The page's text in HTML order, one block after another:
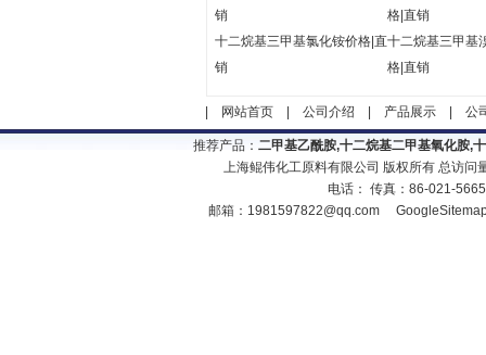
销
格|直销
十二烷基三甲基氯化铵价格|直
销
十二烷基三甲基
格|直销
网站首页| 公司介绍 产品展示| 公
推荐产品： 二甲基乙酰胺,十二烷基二甲基氧化胺,
上海鲲伟化工原料有限公司 版权所有 总访问
电话： 传真：86-021-
邮箱： 1981597822@qq.com